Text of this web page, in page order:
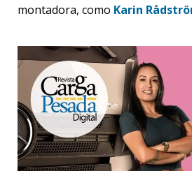
montadora, como Karin